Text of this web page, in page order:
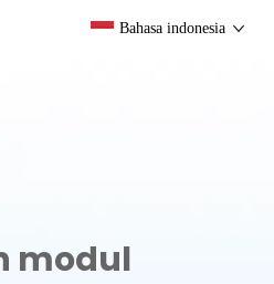
Bahasa indonesia
modul